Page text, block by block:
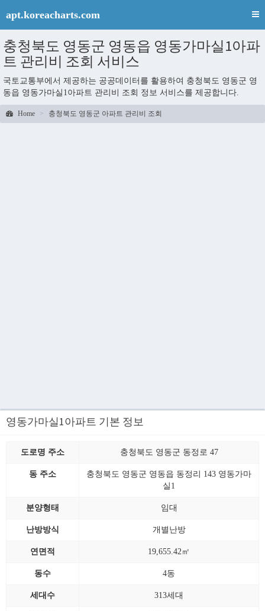
apt.koreacharts.com
충청북도 영동군 영동읍 영동가마실1아파
트 관리비 조회 서비스
국토교통부에서 제공하는 공공데이터를 활용하여 충청북도 영동군 영
동읍 영동가마실1아파트 관리비 조회 정보 서비스를 제공합니다.
Home 충청북도 영동군 아파트 관리비 조회
영동가마실1아파트 기본 정보
도로명 주소 충청북도 영동군 동정로 47
동 주소
충청북도 영동군 영동읍 동정리 143 영동가마
실1
분양형태 임대
난방방식 개별난방
연면적 19,655.42㎡
동수 4동
세대수 313세대